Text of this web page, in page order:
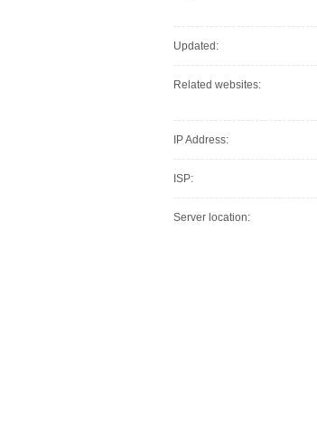
Updated:
Related websites:
IP Address:
ISP:
Server location: